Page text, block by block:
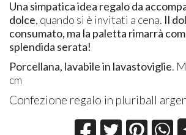
Una simpatica idea regalo da
dolce, quando si è invitati a cena. Il
consumato, ma la paletta rimarrà
splendida serata!
Porcellana, lavabile in lavastoviglie.
cm
Confezione regalo in pluriball